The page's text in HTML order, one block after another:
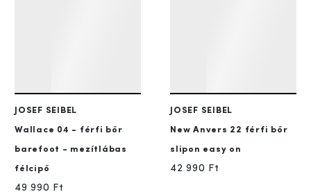
JOSEF SEIBEL
Wallace 04 - férfi bőr
barefoot - mezítlábas
félcipő
49 990 Ft
JOSEF SEIBEL
New Anvers 22 férfi bőr
slipon easy on
42 990 Ft